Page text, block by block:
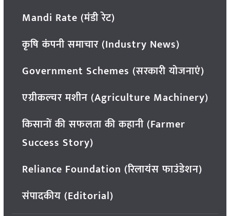
Mandi Rate (मंडी रेट)
कृषि कंपनी समाचार (Industry News)
Government Schemes (सरकारी योजनाएं)
एग्रीकल्चर मशीन (Agriculture Machinery)
किसानों की सफलता की कहानी (Farmer
Success Story)
Reliance Foundation (रिलायंस फाउंडेशन)
संपादकीय (Editorial)